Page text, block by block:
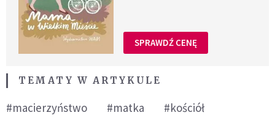
SPRAWDŹ CENĘ
TEMATY W ARTYKULE
#macierzyństwo #matka
#kościół